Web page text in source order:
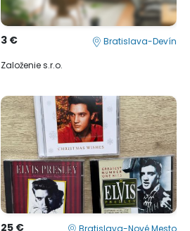
3 € Bratislava-Devín
Založenie s.r.o.
25 € Bratislava-Nové Mesto